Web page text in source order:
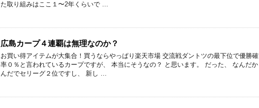
た取り組みはここ１〜2年くらいで …
広島カープ４連覇は無理なのか？
お買い得アイテムが大集合！買うならやっぱり楽天市場 交流戦ダントツの最下位で優勝確
率０％と言われているカープですが、 本当にそうなの？ と思います。 だった、 なんだか
んだでセリーグ２位ですし、 新し …